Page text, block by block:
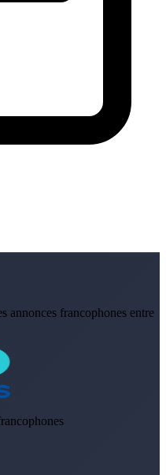
annonces francophones entre